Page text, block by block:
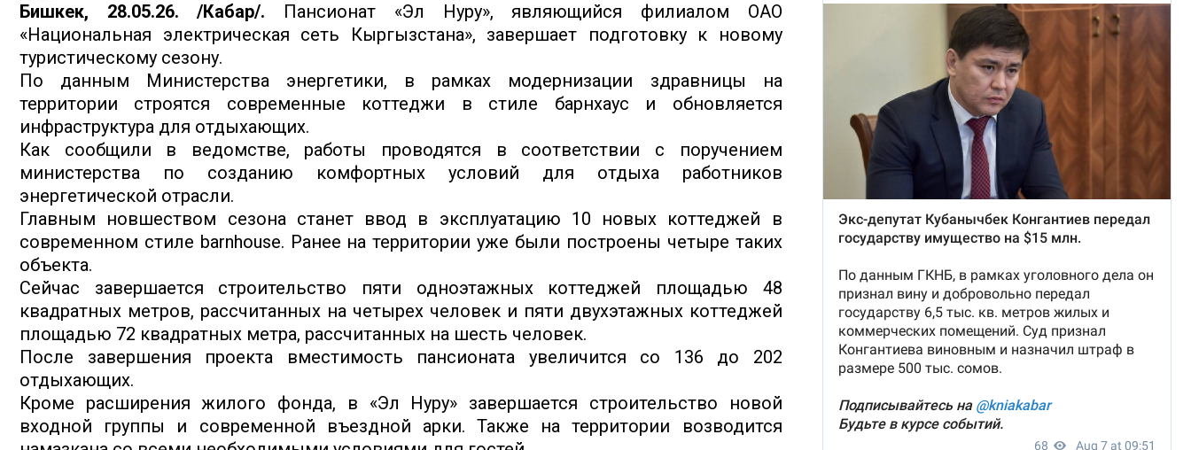
Бишкек, 28.05.26. /Кабар/. Пансионат «Эл Нуру», являющийся филиалом ОАО
«Национальная электрическая сеть Кыргызстана», завершает подготовку к новому
туристическому сезону.
По данным Министерства энергетики, в рамках модернизации здравницы на
территории строятся современные коттеджи в стиле барнхаус и обновляется
инфраструктура для отдыхающих.
Как сообщили в ведомстве, работы проводятся в соответствии с поручением
министерства по созданию комфортных условий для отдыха работников
энергетической отрасли.
Главным новшеством сезона станет ввод в эксплуатацию 10 новых коттеджей в
современном стиле barnhouse. Ранее на территории уже были построены четыре таких
объекта.
Сейчас завершается строительство пяти одноэтажных коттеджей площадью 48
квадратных метров, рассчитанных на четырех человек и пяти двухэтажных коттеджей
площадью 72 квадратных метра, рассчитанных на шесть человек.
После завершения проекта вместимость пансионата увеличится со 136 до 202
отдыхающих.
Кроме расширения жилого фонда, в «Эл Нуру» завершается строительство новой
входной группы и современной въездной арки. Также на территории возводится